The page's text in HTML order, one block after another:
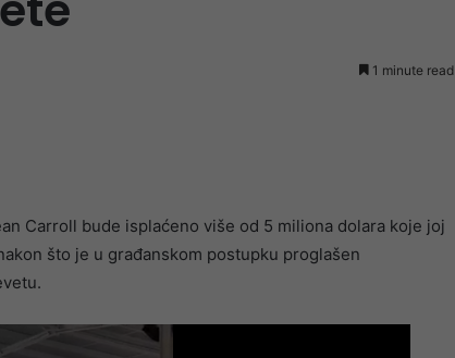
1 minute read
Carroll bude isplaćeno više od 5 miliona dolara koje joj
što je u građanskom postupku proglašen